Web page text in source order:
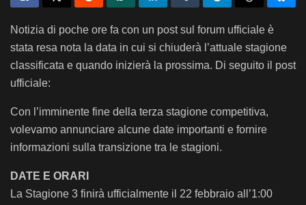
Notizia di poche ore fa con un post sul forum ufficiale è
stata resa nota la data in cui si chiuderà l’attuale stagione
classificata e quando inizierà la prossima. Di seguito il post
ufficiale:
Con l’imminente fine della terza stagione competitiva,
volevamo annunciare alcune date importanti e fornire
informazioni sulla transizione tra le stagioni.
DATE E ORARI
La Stagione 3 finirà ufficialmente il 22 febbraio all’1:00